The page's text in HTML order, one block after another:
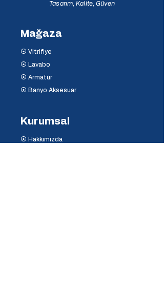
Tasarım, Kalite, Güven
Mağaza
⦿ Vitrifiye
⦿ Lavabo
⦿ Armatür
⦿ Banyo Aksesuar
Kurumsal
⦿ Hakkımızda